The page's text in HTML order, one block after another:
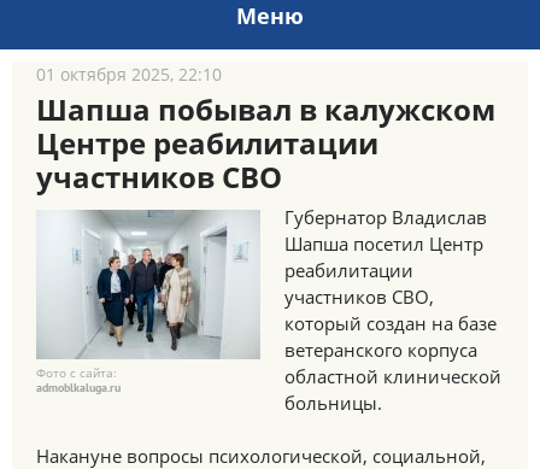
Меню
01 октября 2025, 22:10
Шапша побывал в калужском
Центре реабилитации
участников СВО
Фото с сайта:
admoblkaluga.ru
Губернатор Владислав
Шапша посетил Центр
реабилитации
участников СВО,
который создан на базе
ветеранского корпуса
областной клинической
больницы.
Накануне вопросы психологической, социальной,